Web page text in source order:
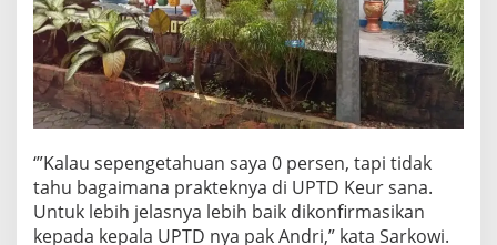
‘”Kalau sepengetahuan saya 0 persen, tapi tidak
tahu bagaimana prakteknya di UPTD Keur sana.
Untuk lebih jelasnya lebih baik dikonfirmasikan
kepada kepala UPTD nya pak Andri,” kata Sarkowi.